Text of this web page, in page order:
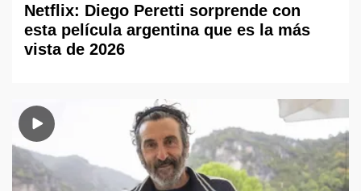
Netflix: Diego Peretti sorprende con
esta película argentina que es la más
vista de 2026